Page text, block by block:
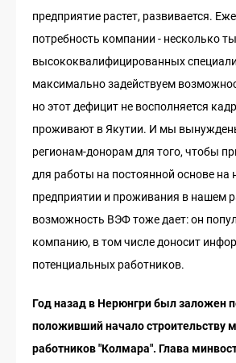
предприятие растет, развивается.
потребность компании - несколько
высококвалифицированных
максимально задействуем
но этот дефицит не восполняется
проживают в Якутии. И мы
регионам-донорам для того, чтобы
для работы на постоянной основе на
предприятии и проживания в нашем
возможность ВЭФ тоже дает: он
компанию, в том числе доносит
потенциальных работников.
Год назад в Нерюнгри был заложен
положивший начало строительству
работников "Колмара". Глава